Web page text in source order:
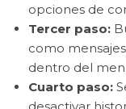
opciones de
Tercer paso:
como
dentro del
Cuarto paso: